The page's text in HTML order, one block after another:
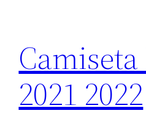
contenido
2021 2022